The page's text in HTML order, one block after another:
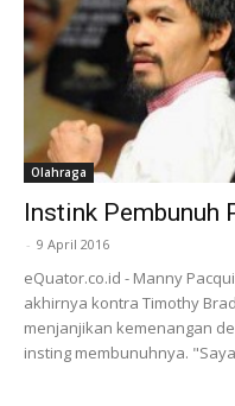
Olahraga
Instink Pembunuh
- 9 April 2016
eQuator.co.id - Manny
akhirnya kontra Timothy
menjanjikan kemenangan
insting membunuhnya.